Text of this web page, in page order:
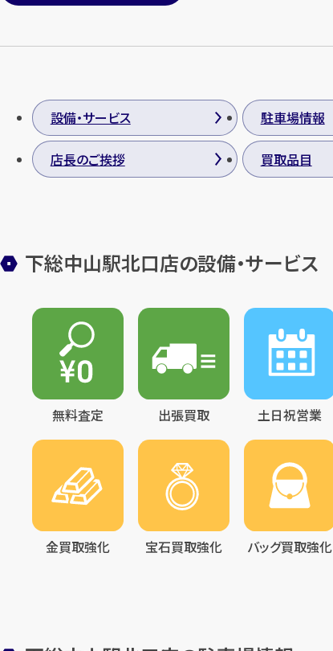
設備・サービス 駐車場情報
店長のご挨拶 買取品目
下総中山駅北口店の設備・サービス
無料査定 出張買取 土日祝営業
金買取強化 宝石買取強化 バッグ買取強化